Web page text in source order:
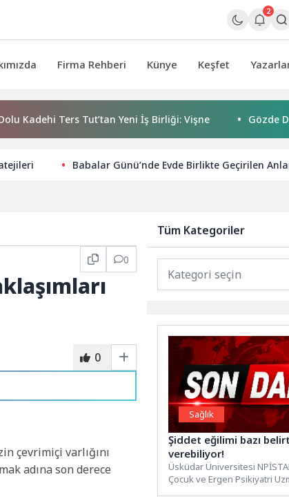
2
Firma Rehberi Künye Keşfet
Ters Tut’tan Yeni İş Birliği: Vişne Gözde
Babalar Günü’nde Evde Birlikte Geçirilen
0
0
çevrimiçi varlığını
adına son derece
Tüm Kategoriler
Sağlık
Şiddet eğilimi bazı
verebiliyor!
Üsküdar Üniversitesi
Çocuk ve Ergen Psikiyatri